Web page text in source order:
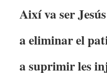
Així va ser
a eliminar el
a suprimir les